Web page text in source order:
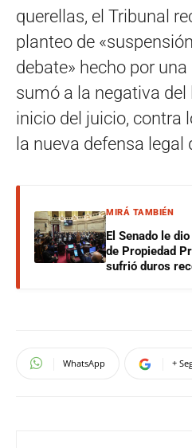
querellas, el Tribunal
planteo de
debate» hecho por una
sumó a la negativa del
inicio del juicio, contra
la nueva defensa legal
MIRÁ TAMBIÉN
El Senado le
de Propiedad
sufrió duros
WhatsApp +